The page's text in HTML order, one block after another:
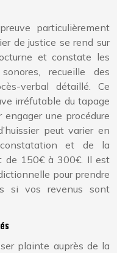
particulièrement
de justice se rend sur
et constate les
recueille des
verbal détaillé. Ce
irréfutable du tapage
une procédure
peut varier en
et de la
de 150€ à 300€. Il est
pour prendre
si vos revenus sont
plainte auprès de la